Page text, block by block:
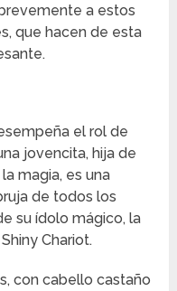
a estos
que hacen de esta
el rol de
jovencita, hija de
magia, es una
de todos los
su ídolo mágico, la
Chariot.
con cabello castaño